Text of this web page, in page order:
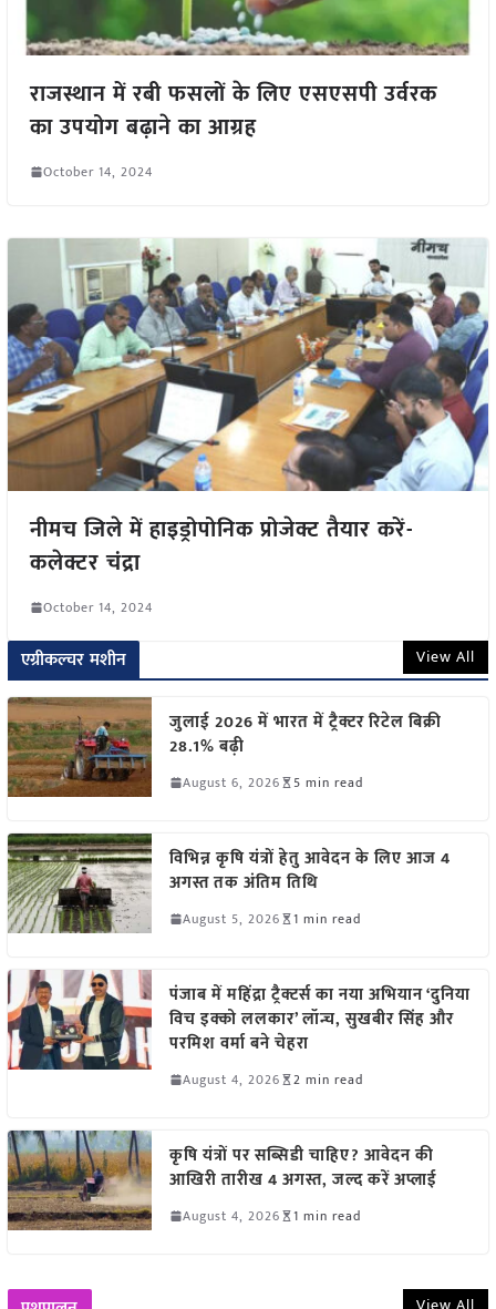
राजस्थान में रबी फसलों के लिए एसएसपी उर्वरक
का उपयोग बढ़ाने का आग्रह
October 14, 2024
नीमच जिले में हाइड्रोपोनिक प्रोजेक्ट तैयार करें-
कलेक्टर चंद्रा
October 14, 2024
एग्रीकल्चर मशीन View All
जुलाई 2026 में भारत में ट्रैक्टर रिटेल बिक्री
28.1% बढ़ी
August 6, 2026 5 min read
विभिन्न कृषि यंत्रों हेतु आवेदन के लिए आज 4
अगस्त तक अंतिम तिथि
August 5, 2026 1 min read
पंजाब में महिंद्रा ट्रैक्टर्स का नया अभियान ‘दुनिया
विच इक्को ललकार’ लॉन्च, सुखबीर सिंह और
परमिश वर्मा बने चेहरा
August 4, 2026 2 min read
कृषि यंत्रों पर सब्सिडी चाहिए? आवेदन की
आखिरी तारीख 4 अगस्त, जल्द करें अप्लाई
August 4, 2026 1 min read